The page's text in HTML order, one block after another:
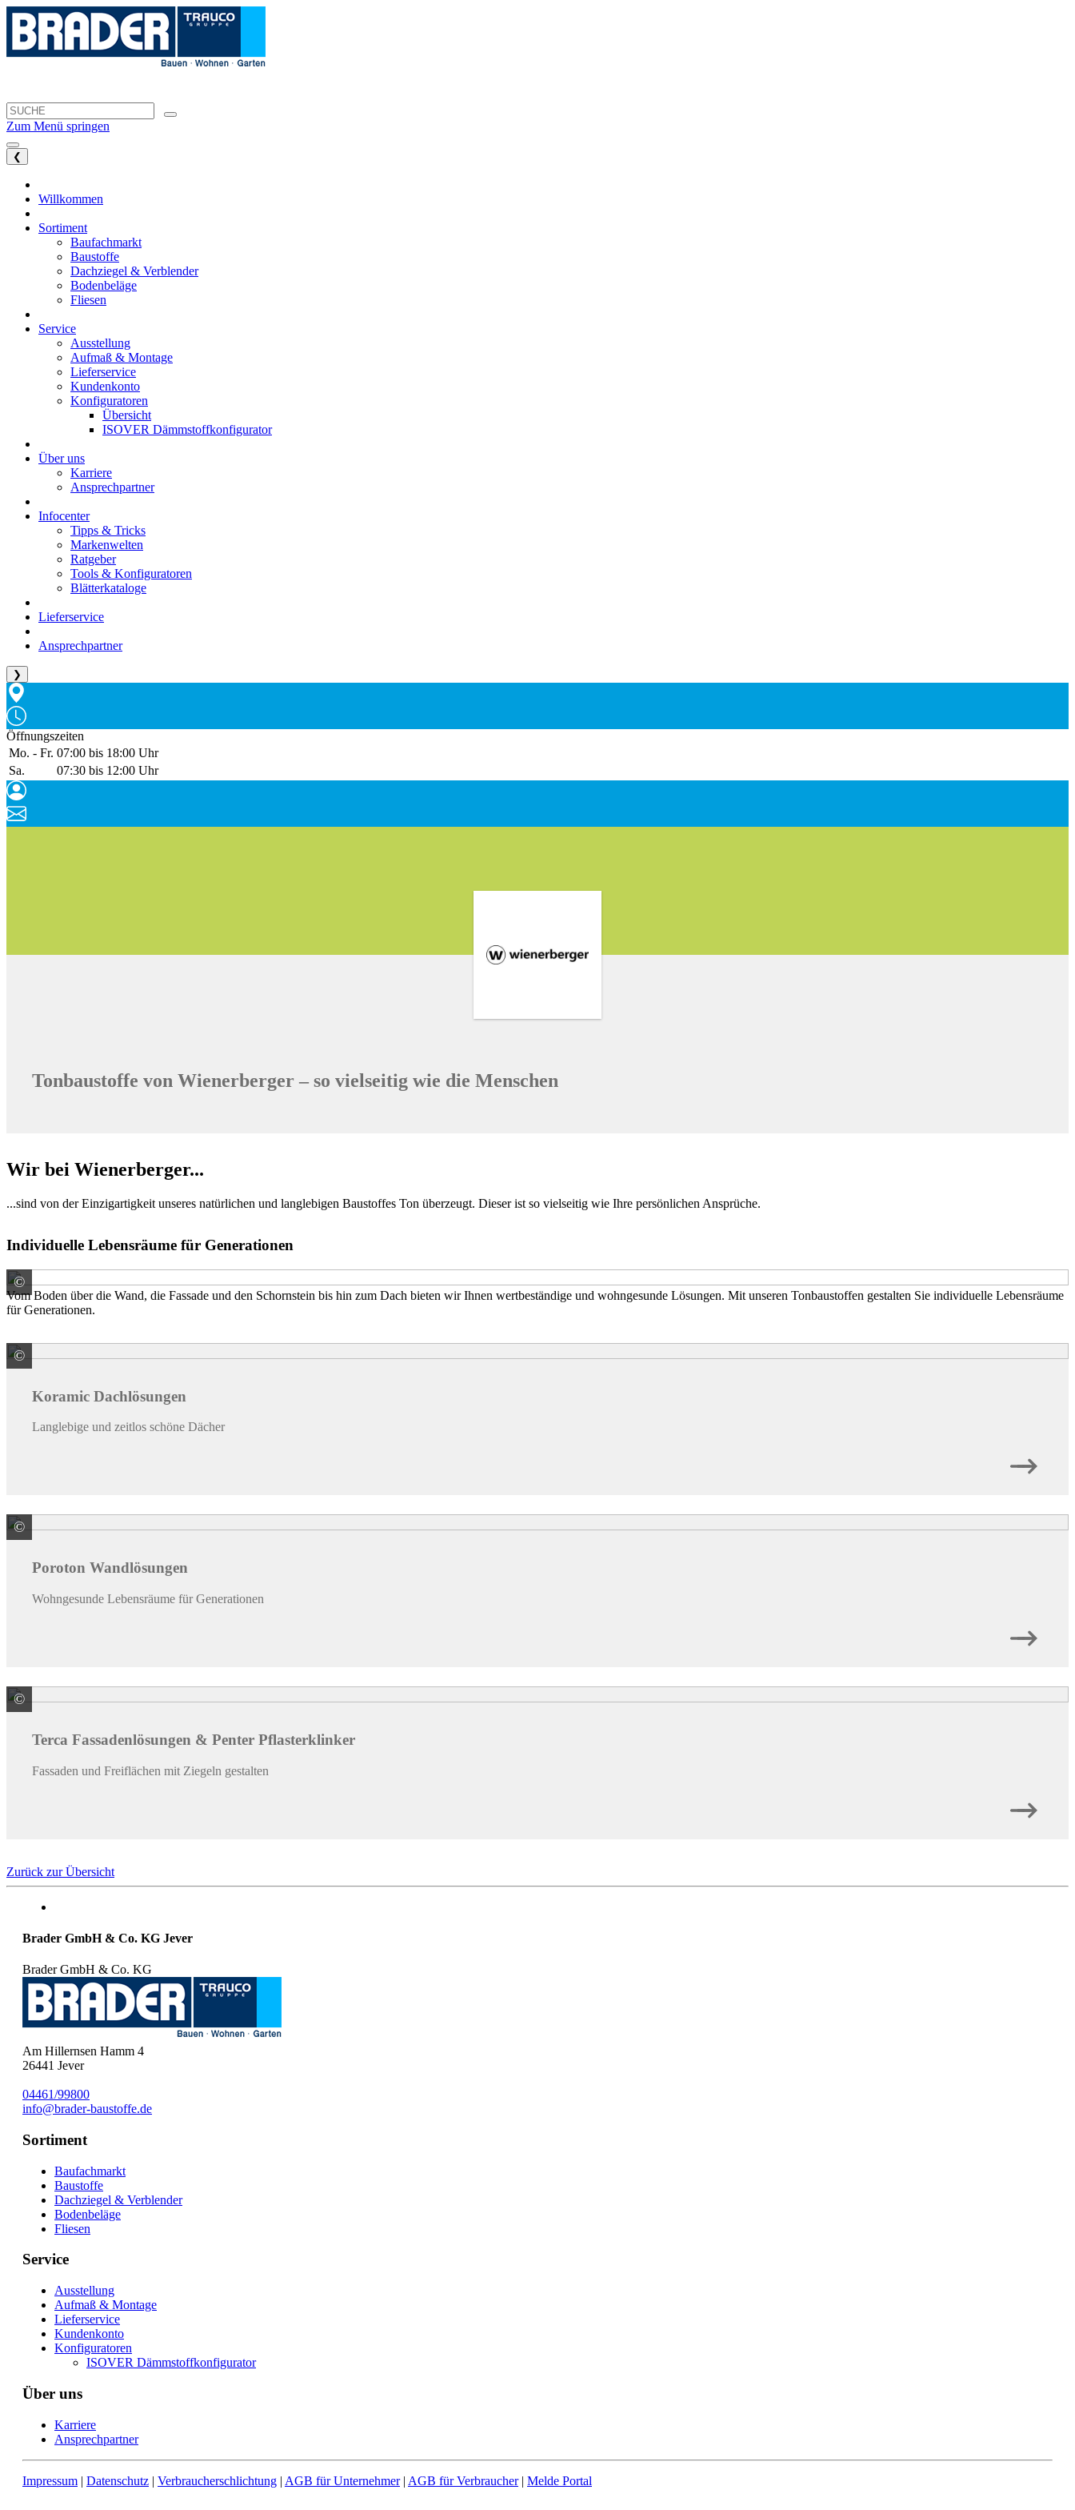
Zum Menü springen
❮
Willkommen
Sortiment
Baufachmarkt
Baustoffe
Dachziegel & Verblender
Bodenbeläge
Fliesen
Service
Ausstellung
Aufmaß & Montage
Lieferservice
Kundenkonto
Konfiguratoren
Übersicht
ISOVER Dämmstoffkonfigurator
Über uns
Karriere
Ansprechpartner
Infocenter
Tipps & Tricks
Markenwelten
Ratgeber
Tools & Konfiguratoren
Blätterkataloge
Lieferservice
Ansprechpartner
❯
Öffnungszeiten
Mo. - Fr. 07:00 bis 18:00 Uhr
Sa.
07:30 bis 12:00 Uhr
Tonbaustoffe von Wienerberger – so vielseitig wie die Menschen
Wir bei Wienerberger...
...sind von der Einzigartigkeit unseres natürlichen und langlebigen Baustoffes Ton überzeugt. Dieser ist so vielseitig wie Ihre persönlichen Ansprüche.
Individuelle Lebensräume für Generationen
©
Wienerberger GmbH
Vom Boden über die Wand, die Fassade und den Schornstein bis hin zum Dach bieten wir Ihnen wertbeständige und wohngesunde Lösungen. Mit unseren Tonbaustoffen gestalten Sie individuelle Lebensräume
für Generationen.
© Wienerberger GmbH
Koramic Dachlösungen
Langlebige und zeitlos schöne Dächer
© Wienerberger GmbH
Poroton Wandlösungen
Wohngesunde Lebensräume für Generationen
© Wienerberger GmbH
Terca Fassadenlösungen & Penter Pflasterklinker
Fassaden und Freiflächen mit Ziegeln gestalten
Zurück zur Übersicht
Brader GmbH & Co. KG Jever
Brader GmbH & Co. KG
Am Hillernsen Hamm 4
26441 Jever
04461/99800
info@brader-baustoffe.de
Sortiment
Baufachmarkt
Baustoffe
Dachziegel & Verblender
Bodenbeläge
Fliesen
Service
Ausstellung
Aufmaß & Montage
Lieferservice
Kundenkonto
Konfiguratoren
ISOVER Dämmstoffkonfigurator
Über uns
Karriere
Ansprechpartner
Impressum | Datenschutz | Verbraucherschlichtung | AGB für Unternehmer| AGB für Verbraucher| Melde Portal